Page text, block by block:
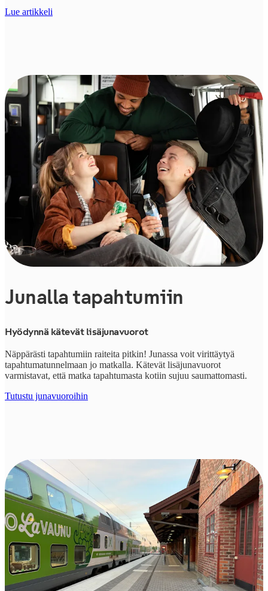
Lue artikkeli
Junalla tapahtumiin
Hyödynnä kätevät lisäjunavuorot
Näppärästi tapahtumiin raiteita pitkin! Junassa voit virittäytyä
tapahtumatunnelmaan jo matkalla. Kätevät lisäjunavuorot
varmistavat, että matka tapahtumasta kotiin sujuu saumattomasti.
Tutustu junavuoroihin